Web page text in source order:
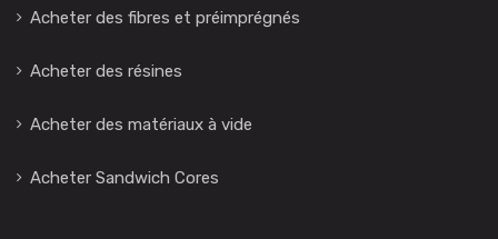
Acheter des fibres et préimprégnés
Acheter des résines
Acheter des matériaux à vide
Acheter Sandwich Cores